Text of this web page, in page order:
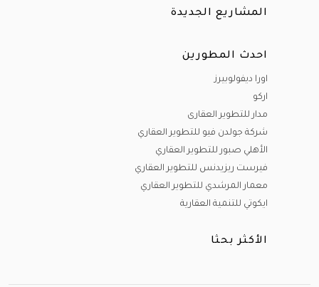
المشاريع الجديدة
احدث المطورين
اورا ديفولوبيرز
اركو
مدار للتطوير العقارى
شركة جولدن فيو للتطوير العقاري
الأهلي صبور للتطوير العقاري
فيرست ريزيدنس للتطوير العقاري
معمار المرشدي للتطوير العقاري
ايكوتي للتنمية العقارية
الأكثر بحثا